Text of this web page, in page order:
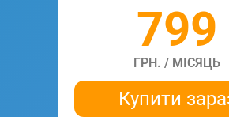
799
ГРН. / МІСЯЦЬ
Купити